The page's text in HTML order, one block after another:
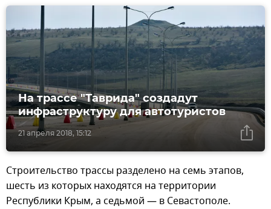
21 апреля 2018, 15:12
На трассе "Таврида" создадут
инфраструктуру для автотуристов
Строительство трассы разделено на семь этапов,
шесть из которых находятся на территории
Республики Крым, а седьмой — в Севастополе.